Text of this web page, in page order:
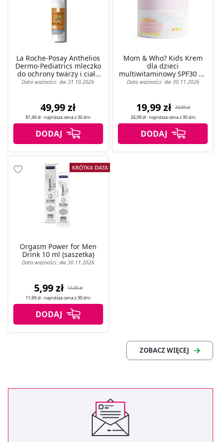
pozyskiwanie od Ciebie danych, które nie są niezbędne
dla funkcjonowania Strony. Będzie się to jednak wiązało
z brakiem dostępu do wszystkich funkcjonalności
La Roche-Posay Anthelios
Dermo-Pediatrics mleczko
do ochrony twarzy i ciała
SPF50, 50 ml
Data ważności: dw 31.10.2026
49,99 zł
81,49 zł- najniższa cena z30 dni
Mom & Who? Kids Krem
dla dzieci
multiwitaminowy SPF30 50
ml
Data ważności: dw 30.11.2026
19,99 zł
29,89 zł
26,09 zł- najniższa cena z30 dni
Orgasm Power for Men
Drink 10 ml (saszetka)
Data ważności: dw 30.11.2026
5,99 zł
11,99 zł
11,99 zł- najniższa cena z30 dni